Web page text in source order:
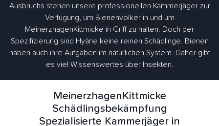
Ausbruchs stehen unsere professionellen Kammerjäger zur
Verfügung, um Bienenvölker in und um
MeinerzhagenKittmicke in Griff zu halten. Doch per
Spezifizierung sind Hyäne keine reinen Schädlinge. Bienen
haben auch ihre Aufgaben im natürlichen System. Daher gibt
es viel Wissenswertes über Insekten.
MeinerzhagenKittmicke
Schädlingsbekämpfung
Spezialisierte Kammerjäger in